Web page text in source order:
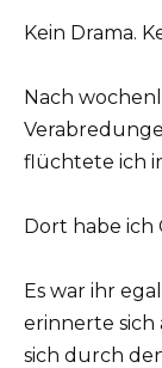
Kein Drama.
Nach
flüchtete ich
Dort habe
Es war ihr
erinnerte sich
sich durch